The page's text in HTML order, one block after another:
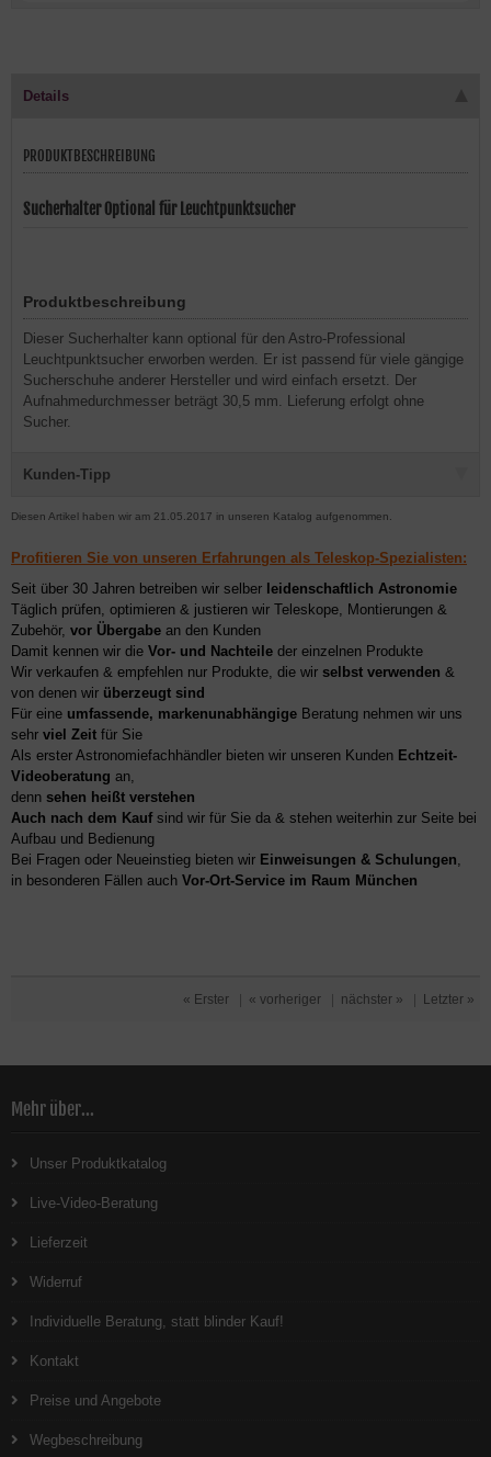
Details
PRODUKTBESCHREIBUNG
Sucherhalter Optional für Leuchtpunktsucher
Produktbeschreibung
Dieser Sucherhalter kann optional für den Astro-Professional
Leuchtpunktsucher erworben werden. Er ist passend für viele gängige
Sucherschuhe anderer Hersteller und wird einfach ersetzt. Der
Aufnahmedurchmesser beträgt 30,5 mm. Lieferung erfolgt ohne
Sucher.
Kunden-Tipp
Diesen Artikel haben wir am 21.05.2017 in unseren Katalog aufgenommen.
Profitieren Sie von unseren Erfahrungen als Teleskop-Spezialisten:
Seit über 30 Jahren betreiben wir selber leidenschaftlich Astronomie
Täglich prüfen, optimieren & justieren wir Teleskope, Montierungen &
Zubehör, vor Übergabe an den Kunden
Damit kennen wir die Vor- und Nachteile der einzelnen Produkte
Wir verkaufen & empfehlen nur Produkte, die wir selbst verwenden &
von denen wir überzeugt sind
Für eine umfassende, markenunabhängige Beratung nehmen wir uns
sehr viel Zeit für Sie
Als erster Astronomiefachhändler bieten wir unseren Kunden Echtzeit-
Videoberatung an,
denn sehen heißt verstehen
Auch nach dem Kaufsind wir für Sie da & stehen weiterhin zur Seite bei
Aufbau und Bedienung
Bei Fragen oder Neueinstieg bieten wir Einweisungen & Schulungen,
in besonderen Fällen auch Vor-Ort-Service im Raum München
« Erster « vorheriger nächster » Letzter »
Mehr über...
Unser Produktkatalog
Live-Video-Beratung
Lieferzeit
Widerruf
Individuelle Beratung, statt blinder Kauf!
Kontakt
Preise und Angebote
Wegbeschreibung